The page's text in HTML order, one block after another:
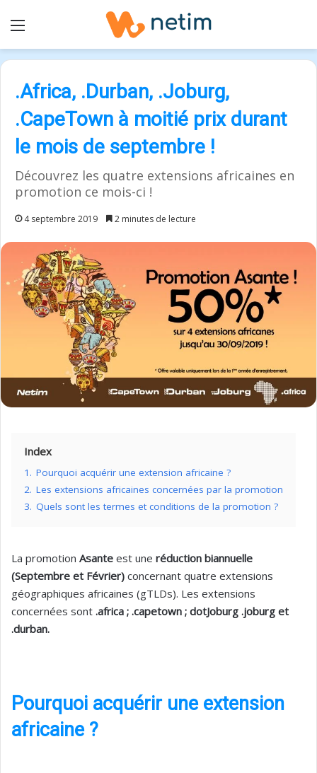
Menu
.Africa, .Durban, .Joburg,
.CapeTown à moitié prix durant
le mois de septembre !
Découvrez les quatre extensions africaines en
promotion ce mois-ci !
4 septembre 2019 2 minutes de lecture
Index
1. Pourquoi acquérir une extension africaine ?
2. Les extensions africaines concernées par la promotion
3. Quels sont les termes et conditions de la promotion ?
La promotion Asante est une réduction biannuelle
(Septembre et Février) concernant quatre extensions
géographiques africaines (gTLDs). Les extensions
concernées sont .africa ; .capetown ; dotJoburg .joburg et
.durban.
Pourquoi acquérir une extension
africaine ?